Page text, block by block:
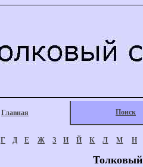
Главная Поиск
Г Д Е Ж З И Й К Л М Н